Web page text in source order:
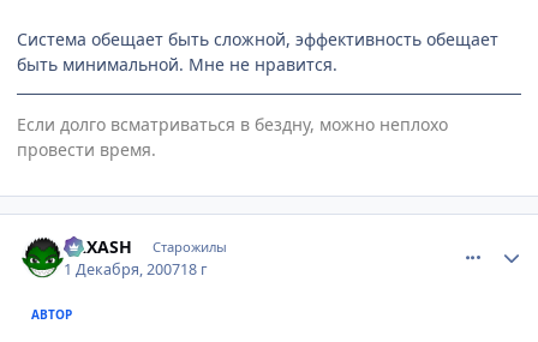
Система обещает быть сложной, эффективность обещает
быть минимальной. Мне не нравится.
Если долго всматриваться в бездну, можно неплохо
провести время.
RAXASH Старожилы
1 Декабря, 200718 г
АВТОР